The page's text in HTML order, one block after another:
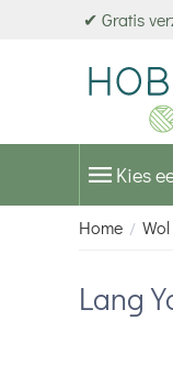
✔ Gratis
Kies
Home /
Lang